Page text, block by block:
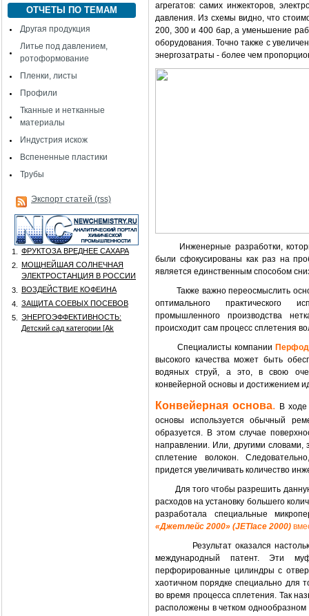
ОТЧЕТЫ ПО ТЕМАМ
Другая продукция
Литье под давлением,
ротоформование
Пленки, листы
Профили
Тканные и нетканные
материалы
Индустрия искож
Вспененные пластики
Трубы
Экспорт статей (rss)
1.
ФРУКТОЗА ВРЕДНЕЕ САХАРА
2.
МОЩНЕЙШАЯ СОЛНЕЧНАЯ
ЭЛЕКТРОСТАНЦИЯ В РОССИИ
3.
ВОЗДЕЙСТВИЕ КОФЕИНА
4.
ЗАЩИТА СОЕВЫХ ПОСЕВОВ
5.
ЭНЕРГОЭФФЕКТИВНОСТЬ:
Детский сад категории [Аk
агрегатов: самих инжекторов,
давления. Из схемы видно, что
200, 300 и 400 бар, а уменьшение
оборудования. Точно также с
энергозатраты - более чем
Инженерные разработки,
были сфокусированы как раз на
является единственным способом
Также важно переосмыслить
оптимального практического
промышленного производства
происходит сам процесс сплетения
Специалисты компании
высокого качества может быть
водяных струй, а это, в свою
конвейерной основы и достижением
Конвейерная основа.
В ходе
основы используется обычный
образуется. В этом случае
направлении. Или, другими словами,
сплетение волокон.
придется увеличивать количество
Для того чтобы разрешить
расходов на установку большего
разработала специальные
«Джетлейс 2000» (JETlace 2000)
Результат оказался
международный патент. Эти
перфорированные цилиндры с
хаотичном порядке специально для
во время процесса сплетения. Так
расположены в четком